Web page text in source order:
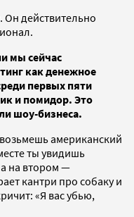
Он действительно
мы сейчас
как денежное
первых пяти
и помидор. Это
шоу-бизнеса.
американский
ты увидишь
на втором —
кантри про собаку и
«Я вас убью,